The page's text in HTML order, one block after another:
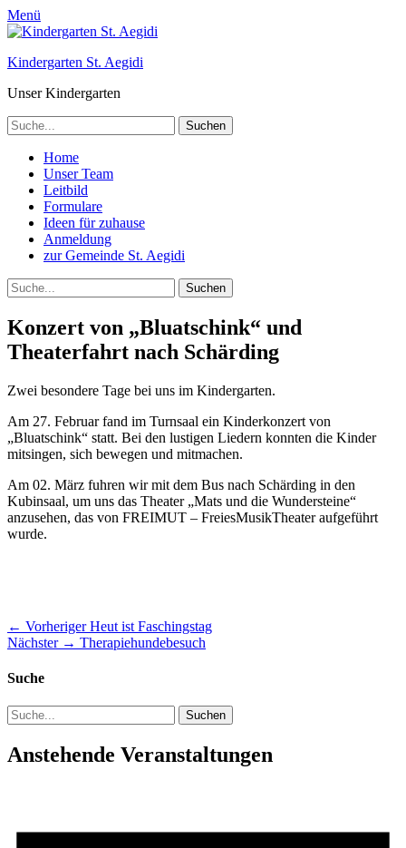
Menü
Kindergarten St. Aegidi
Unser Kindergarten
Suchen
nach:
Primäres
Menü
Zum
Inhalt
springen
Home
Unser Team
Leitbild
Formulare
Ideen für zuhause
Anmeldung
zur Gemeinde St. Aegidi
Suchen
Suchen
nach:
Konzert von „Bluatschink“ und
Theaterfahrt nach Schärding
Zwei besondere Tage bei uns im Kindergarten.
Am 27. Februar fand im Turnsaal ein Kinderkonzert von
„Bluatschink“ statt. Bei den lustigen Liedern konnten die Kinder
mitsingen, sich bewegen und mitmachen.
Am 02. März fuhren wir mit dem Bus nach Schärding in den
Kubinsaal, um uns das Theater „Mats und die Wundersteine“
anzusehen, das von FREIMUT – FreiesMusikTheater aufgeführt
wurde.
Beitragsnavigation
← Vorheriger Vorheriger
Beitrag:
Heut ist Faschingstag
Nächster → Nächster
Therapiehundebesuch
Suche
Suchen
nach:
Anstehende Veranstaltungen